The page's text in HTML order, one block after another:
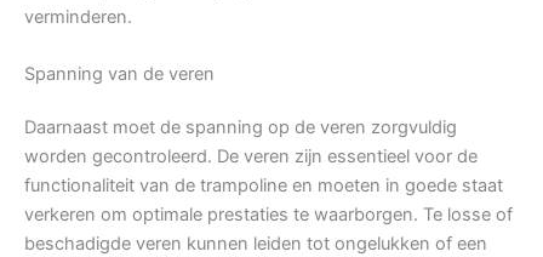
verminderen.
Spanning van de veren
Daarnaast moet de spanning op de veren zorgvuldig
worden gecontroleerd. De veren zijn essentieel voor de
functionaliteit van de trampoline en moeten in goede staat
verkeren om optimale prestaties te waarborgen. Te losse of
beschadigde veren kunnen leiden tot ongelukken of een